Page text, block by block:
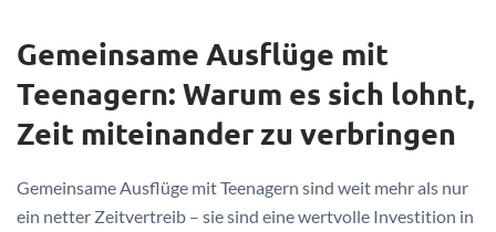
Gemeinsame Ausflüge mit
Teenagern: Warum es sich lohnt,
Zeit miteinander zu verbringen
Gemeinsame Ausflüge mit Teenagern sind weit mehr als nur
ein netter Zeitvertreib – sie sind eine wertvolle Investition in